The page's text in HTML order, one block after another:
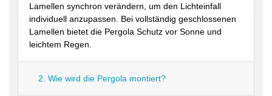
Lamellen synchron verändern, um den Lichteinfall
individuell anzupassen. Bei vollständig geschlossenen
Lamellen bietet die Pergola Schutz vor Sonne und
leichtem Regen.
2. Wie wird die Pergola montiert?